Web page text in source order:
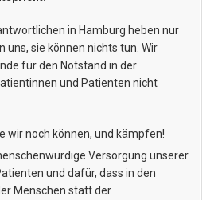
in Hamburg heben nur
uns, sie können nichts tun. Wir
für den Notstand in der
und Patienten nicht
wir noch können, und kämpfen!
Versorgung unserer
und dafür, dass in den
Menschen statt der